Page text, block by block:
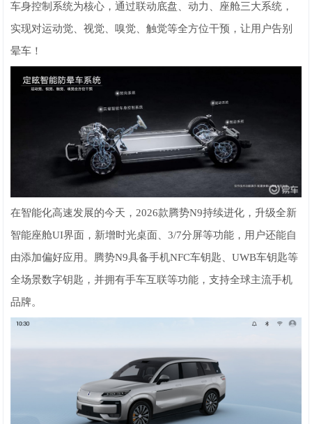
车身控制系统为核心，通过联动底盘、动力、座舱三大系统，
实现对运动觉、视觉、嗅觉、触觉等全方位干预，让用户告别
晕车！
在智能化高速发展的今天，2026款腾势N9持续进化，升级全新
智能座舱UI界面，新增时光桌面、3/7分屏等功能，用户还能自
由添加偏好应用。腾势N9具备手机NFC车钥匙、UWB车钥匙等
全场景数字钥匙，并拥有手车互联等功能，支持全球主流手机
品牌。